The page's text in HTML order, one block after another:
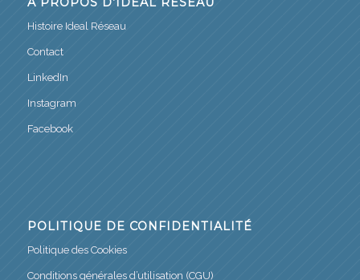
Histoire Ideal Réseau
Contact
LinkedIn
Instagram
Facebook
POLITIQUE DE CONFIDENTIALITÉ
Politique des Cookies
Conditions générales d’utilisation (CGU)